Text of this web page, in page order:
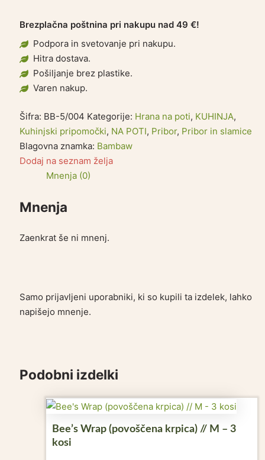
Brezplačna poštnina pri nakupu nad 49 €!
Podpora in svetovanje pri nakupu.
Hitra dostava.
Pošiljanje brez plastike.
Varen nakup.
Šifra: BB-5/004 Kategorije: Hrana na poti, KUHINJA,
Kuhinjski pripomočki, NA POTI, Pribor, Pribor in slamice
Blagovna znamka: Bambaw
Dodaj na seznam želja
Mnenja (0)
Mnenja
Zaenkrat še ni mnenj.
Samo prijavljeni uporabniki, ki so kupili ta izdelek, lahko
napišejo mnenje.
Podobni izdelki
Bee’s Wrap (povoščena krpica) // M – 3
kosi